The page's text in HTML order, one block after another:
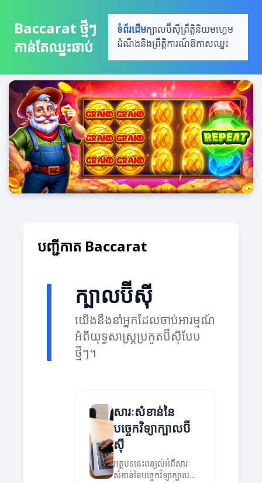
Baccarat ថ្មីៗ ​
កាន់តែឈ្នះឆាប់
ទំព័រដើមក្បាលប៊ីស៊ីព្រឹត្តិនិយមហ្គេម
ដំណឹងនិងព្រឹត្តិការណ៍ឱកាសឈ្នះ
បញ្ជីកាត Baccarat
ក្បាលប៊ីស៊ី
យើងនឹងនាំអ្នកដែលចាប់អារម្មណ៍
អំពីយុទ្ធសាស្ត្រប្រកួតប៊ីស៊ីបែប
ថ្មីៗ។
សារៈសំខាន់នៃ
បច្ចេកវិទ្យាក្បាលប៊ី
ស៊ី
អត្ថបទនេះពន្យល់អំពីសារៈ
សំខាន់នៃបច្ចេកវិទ្យាក្បាលប៊ី